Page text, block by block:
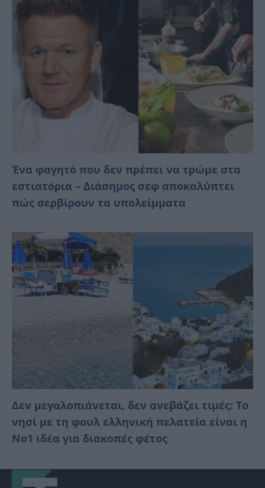
Ένα φαγητό που δεν πρέπει να τρώμε στα
εστιατόρια – Διάσημος σεφ αποκαλύπτει
πώς σερβίρουν τα υπολείμματα
Δεν μεγαλοπιάνεται, δεν ανεβάζει τιμές: Το
νησί με τη φουλ ελληνική πελατεία είναι η
No1 ιδέα για διακοπές φέτος